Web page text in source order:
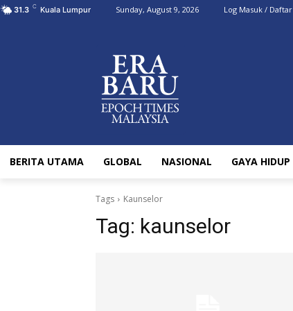
31.3 C Kuala Lumpur Sunday, August 9, 2026 Log Masuk / Daftar
BERITA UTAMA GLOBAL NASIONAL GAYA HIDUP
Tags Kaunselor
Tag: kaunselor